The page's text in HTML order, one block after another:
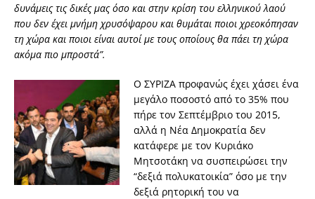
δυνάμεις τις δικές μας όσο και στην κρίση του ελληνικού λαού
που δεν έχει μνήμη χρυσόψαρου και θυμάται ποιοι χρεοκόπησαν
τη χώρα και ποιοι είναι αυτοί με τους οποίους θα πάει τη χώρα
ακόμα πιο μπροστά”.
Ο ΣΥΡΙΖΑ προφανώς έχει χάσει ένα
μεγάλο ποσοστό από το 35% που
πήρε τον Σεπτέμβριο του 2015,
αλλά η Νέα Δημοκρατία δεν
κατάφερε με τον Κυριάκο
Μητσοτάκη να συσπειρώσει την
“δεξιά πολυκατοικία” όσο με την
δεξιά ρητορική του να